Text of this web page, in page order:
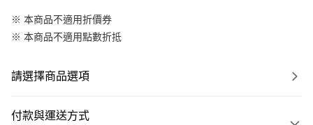
※ 本商品不適用折價券
※ 本商品不適用點數折抵
請選擇商品選項
付款與運送方式